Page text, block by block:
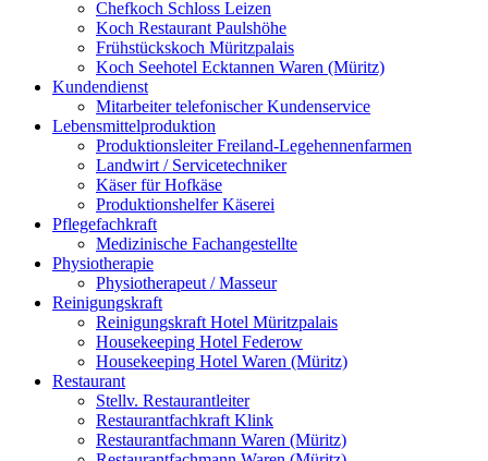
Chefkoch Schloss Leizen
Koch Restaurant Paulshöhe
Frühstückskoch Müritzpalais
Koch Seehotel Ecktannen Waren (Müritz)
Kundendienst
Mitarbeiter telefonischer Kundenservice
Lebensmittelproduktion
Produktionsleiter Freiland-Legehennenfarmen
Landwirt / Servicetechniker
Käser für Hofkäse
Produktionshelfer Käserei
Pflegefachkraft
Medizinische Fachangestellte
Physiotherapie
Physiotherapeut / Masseur
Reinigungskraft
Reinigungskraft Hotel Müritzpalais
Housekeeping Hotel Federow
Housekeeping Hotel Waren (Müritz)
Restaurant
Stellv. Restaurantleiter
Restaurantfachkraft Klink
Restaurantfachmann Waren (Müritz)